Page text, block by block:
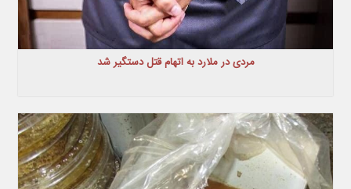
مردی در ملارد به اتهام قتل دستگیر شد